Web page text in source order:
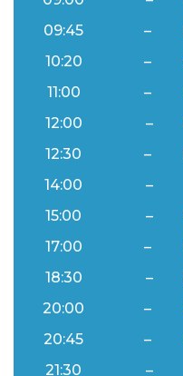
09:45
–
10:20
–
11:00
–
12:00
–
12:30
–
14:00
–
15:00
–
17:00
–
18:30
–
20:00
–
20:45
–
21:30
–